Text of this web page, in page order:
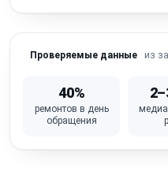
Не работает /
Повреждение / трещина
Проверяемые данные из
40%
ремонтов в день
обращения